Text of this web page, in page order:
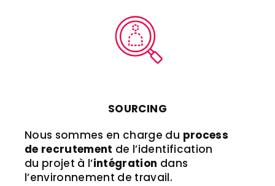
SOURCING
Nous sommes en charge du process
de recrutement de l’identification
du projet à l’intégration dans
l’environnement de travail.